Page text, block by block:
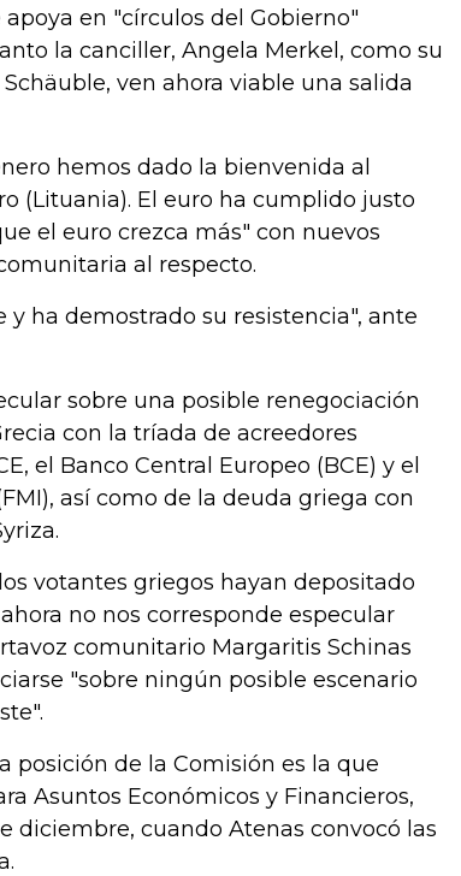
en "círculos del Gobierno"
la canciller, Angela Merkel, como su
ven ahora viable una salida
hemos dado la bienvenida al
(Lituania). El euro ha cumplido justo
el euro crezca más" con nuevos
al respecto.
y ha demostrado su resistencia", ante
sobre una posible renegociación
con la tríada de acreedores
el Banco Central Europeo (BCE) y el
así como de la deuda griega con
votantes griegos hayan depositado
no nos corresponde especular
comunitario Margaritis Schinas
"sobre ningún posible escenario
posición de la Comisión es la que
Asuntos Económicos y Financieros,
diciembre, cuando Atenas convocó las